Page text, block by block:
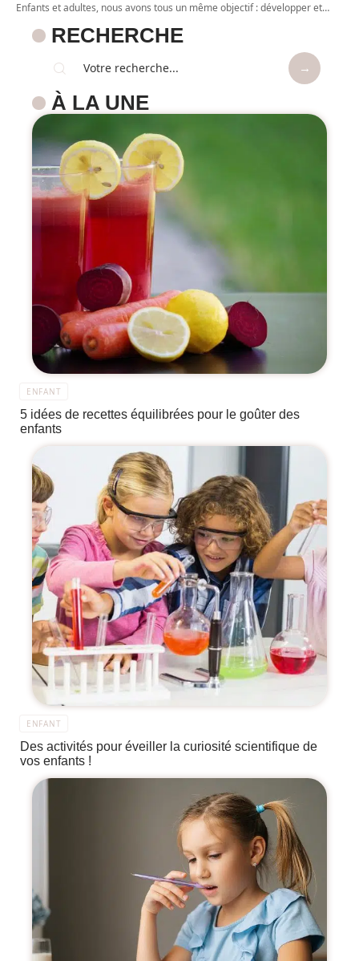
Enfants et adultes, nous avons tous un même objectif : développer et…
RECHERCHE
À LA UNE
ENFANT
5 idées de recettes équilibrées pour le goûter des
enfants
ENFANT
Des activités pour éveiller la curiosité scientifique de
vos enfants !